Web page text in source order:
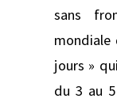
sans
mondiale
jours »
du 3 au